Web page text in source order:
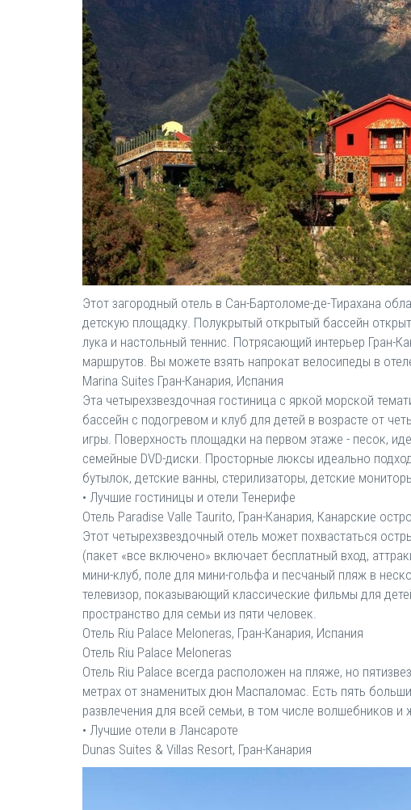
Этот загородный отель в Сан-Бартоломе-де-Тирахана
детскую площадку. Полукрытый открытый бассейн
лука и настольный теннис. Потрясающий интерьер Гран-
маршрутов. Вы можете взять напрокат велосипеды в
Marina Suites Гран-Канария, Испания
Эта четырехзвездочная гостиница с яркой морской
бассейн с подогревом и клуб для детей в возрасте от
игры. Поверхность площадки на первом этаже - песок,
семейные DVD-диски. Просторные люксы идеально
бутылок, детские ванны, стерилизаторы, детские
• Лучшие гостиницы и отели Тенерифе
Отель Paradise Valle Taurito, Гран-Канария, Канарские
Этот четырехзвездочный отель может похвастаться
(пакет «все включено» включает бесплатный вход,
мини-клуб, поле для мини-гольфа и песчаный пляж в
телевизор, показывающий классические фильмы для
пространство для семьи из пяти человек.
Отель Riu Palace Meloneras, Гран-Канария, Испания
Отель Riu Palace Meloneras
Отель Riu Palace всегда расположен на пляже, но
метрах от знаменитых дюн Маспаломас. Есть пять
развлечения для всей семьи, в том числе волшебников
• Лучшие отели в Лансароте
Dunas Suites & Villas Resort, Гран-Канария